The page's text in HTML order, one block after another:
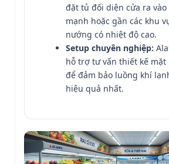
đặt tủ đối diện cửa ra vào
mạnh hoặc gần các khu
nướng có nhiệt độ cao.
Setup chuyên nghiệp:
hỗ trợ tư vấn thiết kế
để đảm bảo luồng khí
hiệu quả nhất.